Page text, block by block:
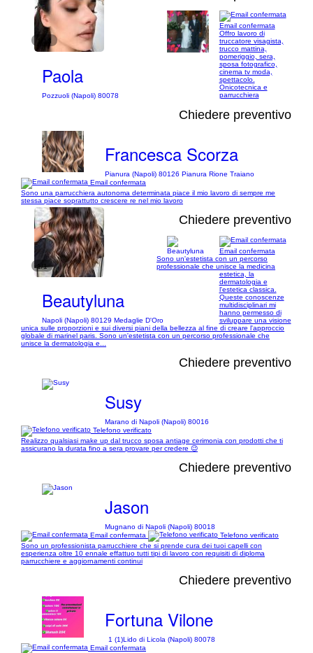
1/13
Paola
Pozzuoli (Napoli) 80078
Email confermata
Offro lavoro di
truccatore visagista,
trucco mattina,
pomeriggio, sera,
sposa fotografico,
cinema tv moda,
spettacolo.
Onicotecnica e
parrucchiera
Chiedere preventivo
Francesca Scorza
Pianura (Napoli) 80126 Pianura Rione Traiano
Email confermata
Sono una parrucchiera autonoma determinata piace il mio lavoro di sempre me
stessa piace soprattutto crescere re nel mio lavoro
1/1
Chiedere preventivo
Beautyluna
Napoli (Napoli) 80129 Medaglie D'Oro
Email confermata
Sono un'estetista con un percorso
professionale che unisce la medicina
estetica, la
dermatologia e
l'estetica classica.
Queste conoscenze
multidisciplinari mi
hanno permesso di
sviluppare una visione
unica sulle proporzioni e sui diversi piani della bellezza al fine di creare l'approccio
globale di marinel paris. Sono un'estetista con un percorso professionale che
unisce la dermatologia e...
Chiedere preventivo
Susy
Marano di Napoli (Napoli) 80016
Telefono verificato
Realizzo qualsiasi make up dal trucco sposa antiage cerimonia con prodotti che ti
assicurano la durata fino a sera provare per credere 😉
Chiedere preventivo
Jason
Mugnano di Napoli (Napoli) 80018
Email confermata
Telefono verificato
Sono un professionista parrucchiere che si prende cura dei tuoi capelli con
esperienza oltre 10 ennale effattuo tutti tipi di lavoro con requisiti di diploma
parrucchiere e aggiornamenti continui
Chiedere preventivo
Fortuna Vilone
1 (1)Lido di Licola (Napoli) 80078
Email confermata